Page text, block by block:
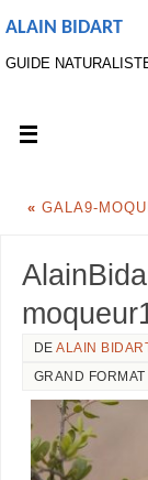
ALAIN BIDART
GUIDE
« GALA9-
DEALAIN
GRAND FORMAT